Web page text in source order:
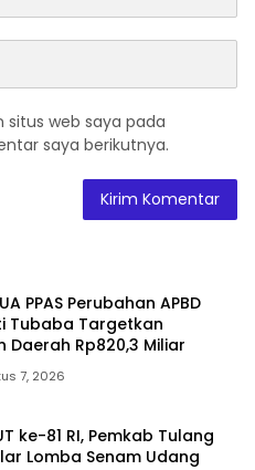
situs web saya pada
saya berikutnya.
PPAS Perubahan APBD
Tubaba Targetkan
Daerah Rp820,3 Miliar
7, 2026
ke-81 RI, Pemkab Tulang
Lomba Senam Udang